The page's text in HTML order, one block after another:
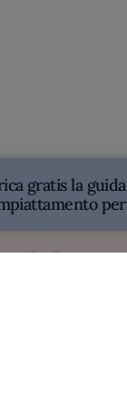
gratis la guida